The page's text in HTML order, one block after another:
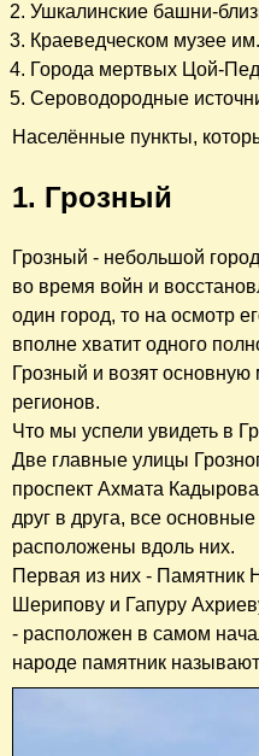
Ушкалинские башни-
Краеведческом музее
Города мертвых Цой-
Сероводородные
Населённые пункты,
1. Грозный
Грозный - небольшой
во время войн и
один город, то на осмотр
вполне хватит одного
Грозный и возят основную
регионов.
Что мы успели увидеть в
Две главные улицы
проспект Ахмата
друг в друга, все
расположены вдоль них.
Первая из них - Памятник
Шерипову и Гапуру
- расположен в самом
народе памятник